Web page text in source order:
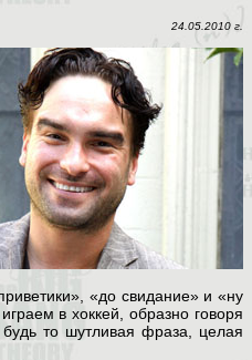
24.05.2010 г.
«до свидание» и «ну
в хоккей, образно говоря
то шутливая фраза, целая